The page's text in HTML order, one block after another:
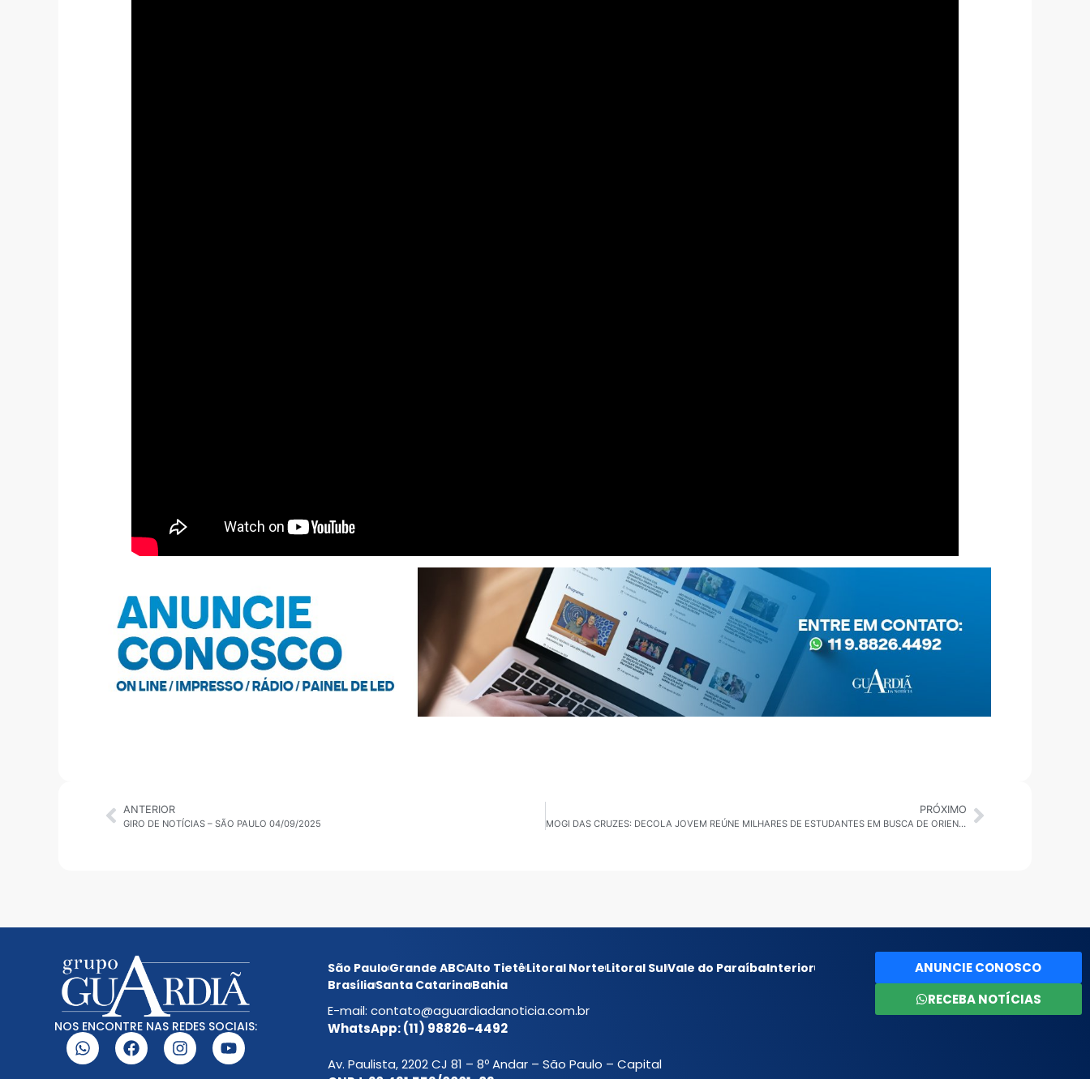
ANTERIOR
GIRO DE NOTÍCIAS – SÃO PAULO 04/09/2025
PRÓXIMO
MOGI DAS CRUZES: DECOLA JOVEM REÚNE MILHARES DE ESTUDANTES EM BUSCA DE ORIENTAÇÃO PROFISSIONAL
NOS ENCONTRE NAS REDES SOCIAIS:
São PauloGrande ABCAlto TietêLitoral NorteLitoral SulVale do ParaíbaInterior
BrasíliaSanta CatarinaBahia
E-mail: contato@aguardiadanoticia.com.br
WhatsApp: (11) 98826-4492
Av. Paulista, 2202 CJ 81 – 8º Andar – São Paulo – Capital
ANUNCIE CONOSCO
RECEBA NOTÍCIAS